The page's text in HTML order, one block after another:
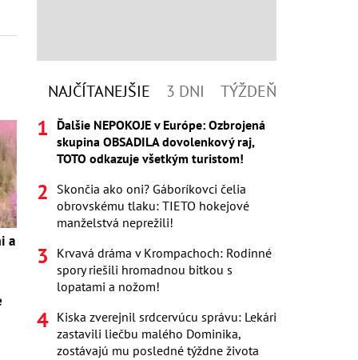
a
NAJČÍTANEJŠIE 3 DNI TÝŽDEŇ
Ďalšie NEPOKOJE v Európe: Ozbrojená
skupina OBSADILA dovolenkový raj,
TOTO odkazuje všetkým turistom!
Skončia ako oni? Gáboríkovci čelia
obrovskému tlaku: TIETO hokejové
manželstvá neprežili!
Krvavá dráma v Krompachoch: Rodinné
spory riešili hromadnou bitkou s
lopatami a nožom!
Kiska zverejnil srdcervúcu správu: Lekári
zastavili liečbu malého Dominika,
zostávajú mu posledné týždne života